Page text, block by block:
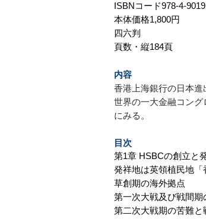
ISBNコード978-4-
本体価格1,800円
四六判
頁数・縦184頁
内容
香港上海銀行の日本進
世界の一大金融コン
にみる。
目次
第1章 HSBCの創立と
発祥地は英領植民地「
草創期の海外拠点
第一次大戦及び戦間期
第二次大戦期の苦難と